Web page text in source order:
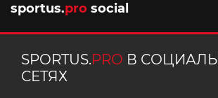
sportus.pro social
SPORTUS.PRO В
СЕТЯХ